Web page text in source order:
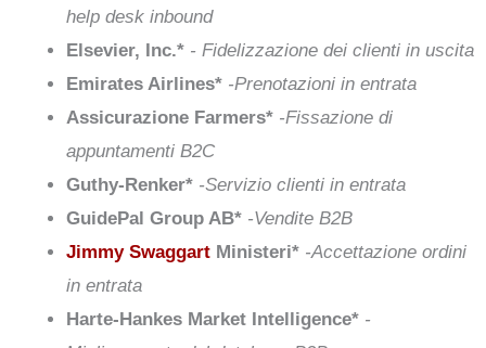
help desk inbound
Elsevier, Inc.* - Fidelizzazione dei clienti in uscita
Emirates Airlines* -Prenotazioni in entrata
Assicurazione Farmers* -Fissazione di
appuntamenti B2C
Guthy-Renker* -Servizio clienti in entrata
GuidePal Group AB* -Vendite B2B
Jimmy Swaggart Ministeri* -Accettazione ordini
in entrata
Harte-Hankes Market Intelligence* -